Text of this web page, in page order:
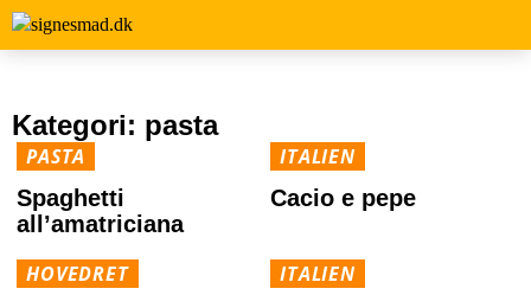
Kategori: pasta
PASTA
Spaghetti
all’amatriciana
ITALIEN
Cacio e pepe
HOVEDRET
ITALIEN